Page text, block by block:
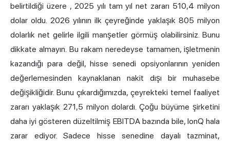
belirtildiği üzere , 2025 yılı tam yıl net zararı 510,4 milyon
dolar oldu. 2026 yılının ilk çeyreğinde yaklaşık 805 milyon
dolarlık net gelirle ilgili manşetler görmüş olabilirsiniz. Bunu
dikkate almayın. Bu rakam neredeyse tamamen, işletmenin
kazandığı para değil, hisse senedi opsiyonlarının yeniden
değerlemesinden kaynaklanan nakit dışı bir muhasebe
değişikliğidir. Bunu çıkardığımızda, çeyrekteki temel faaliyet
zararı yaklaşık 271,5 milyon dolardı. Çoğu büyüme şirketini
daha iyi gösteren düzeltilmiş EBITDA bazında bile, IonQ hala
zarar ediyor. Sadece hisse senedine dayalı tazminat,